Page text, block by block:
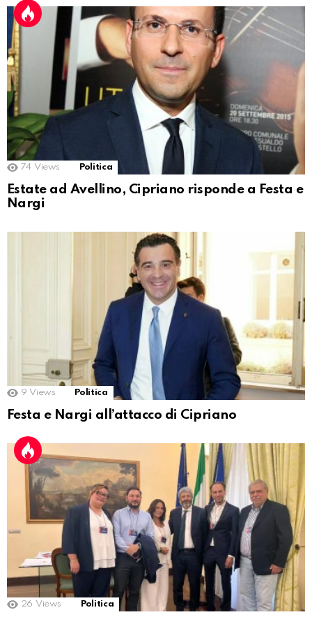
74 Views Politica
Estate ad Avellino, Cipriano risponde a Festa e
Nargi
9 Views Politica
Festa e Nargi all’attacco di Cipriano
26 Views Politica